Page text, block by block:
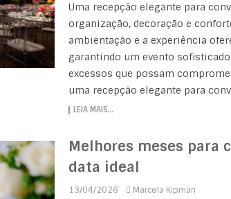
Uma recepção elegante para
organização, decoração e
ambientação e a experiência
garantindo um evento
excessos que possam
uma recepção elegante para
LEIA MAIS…
Melhores meses para
data ideal
13/04/2026 Marcela Kipman